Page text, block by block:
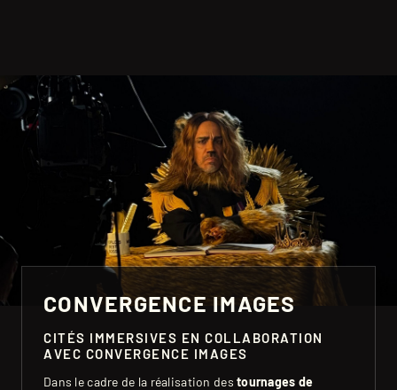
CONVERGENCE IMAGES
CITÉS IMMERSIVES EN COLLABORATION
AVEC CONVERGENCE IMAGES
Dans le cadre de la réalisation destournages de